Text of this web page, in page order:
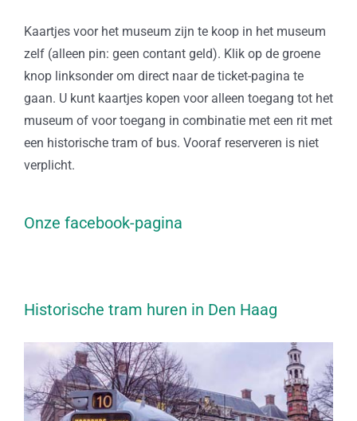
Kaartjes voor het museum zijn te koop in het museum
zelf (alleen pin: geen contant geld). Klik op de groene
knop linksonder om direct naar de ticket-pagina te
gaan. U kunt kaartjes kopen voor alleen toegang tot het
museum of voor toegang in combinatie met een rit met
een historische tram of bus. Vooraf reserveren is niet
verplicht.
Onze facebook-pagina
Historische tram huren in Den Haag